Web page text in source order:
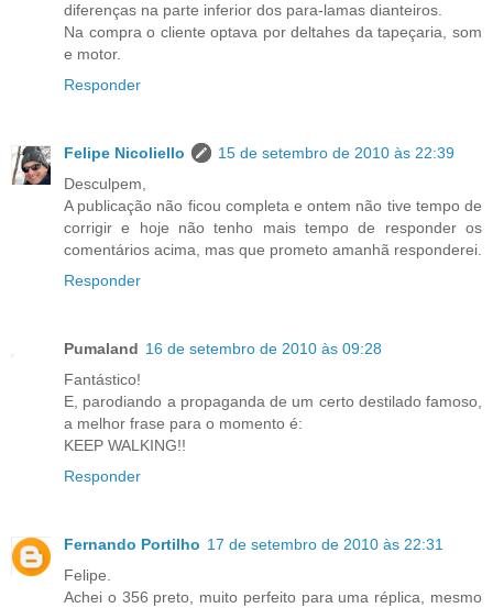
diferenças na parte inferior dos para-lamas dianteiros.
Na compra o cliente optava por deltahes da tapeçaria, som
e motor.
Responder
Felipe Nicoliello
15 de setembro de 2010 às 22:39
Desculpem,
A publicação não ficou completa e ontem não tive tempo de
corrigir e hoje não tenho mais tempo de responder os
comentários acima, mas que prometo amanhã responderei.
Responder
Pumaland 16 de setembro de 2010 às 09:28
Fantástico!
E, parodiando a propaganda de um certo destilado famoso,
a melhor frase para o momento é:
KEEP WALKING!!
Responder
Fernando Portilho 17 de setembro de 2010 às 22:31
Felipe.
Achei o 356 preto, muito perfeito para uma réplica, mesmo